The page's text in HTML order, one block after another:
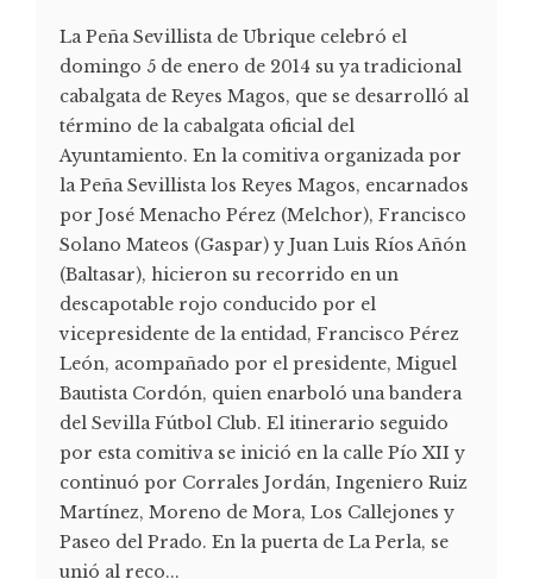
La Peña Sevillista de Ubrique celebró el
domingo 5 de enero de 2014 su ya tradicional
cabalgata de Reyes Magos, que se desarrolló al
término de la cabalgata oficial del
Ayuntamiento. En la comitiva organizada por
la Peña Sevillista los Reyes Magos, encarnados
por José Menacho Pérez (Melchor), Francisco
Solano Mateos (Gaspar) y Juan Luis Ríos Añón
(Baltasar), hicieron su recorrido en un
descapotable rojo conducido por el
vicepresidente de la entidad, Francisco Pérez
León, acompañado por el presidente, Miguel
Bautista Cordón, quien enarboló una bandera
del Sevilla Fútbol Club. El itinerario seguido
por esta comitiva se inició en la calle Pío XII y
continuó por Corrales Jordán, Ingeniero Ruiz
Martínez, Moreno de Mora, Los Callejones y
Paseo del Prado. En la puerta de La Perla, se
unió al reco...